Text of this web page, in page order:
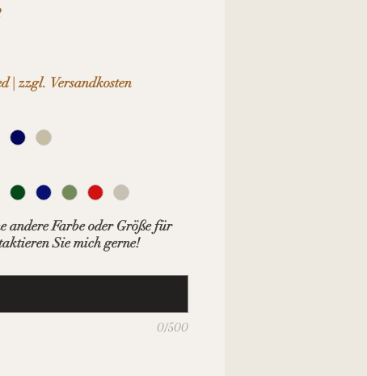
|zzgl. Versandkosten
andere Farbe oder Größe für
Sie mich gerne!
0/500